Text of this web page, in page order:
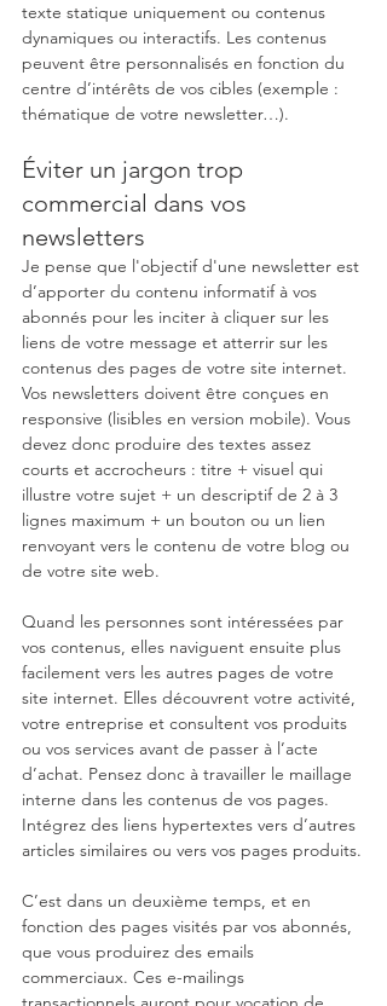
texte statique uniquement ou contenus
dynamiques ou interactifs. Les contenus
peuvent être personnalisés en fonction du
centre d’intérêts de vos cibles (exemple :
thématique de votre newsletter…).
Éviter un jargon trop
commercial dans vos
newsletters
Je pense que l'objectif d'une newsletter est
d’apporter du contenu informatif à vos
abonnés pour les inciter à cliquer sur les
liens de votre message et atterrir sur les
contenus des pages de votre site internet.
Vos newsletters doivent être conçues en
responsive (lisibles en version mobile). Vous
devez donc produire des textes assez
courts et accrocheurs : titre + visuel qui
illustre votre sujet + un descriptif de 2 à 3
lignes maximum + un bouton ou un lien
renvoyant vers le contenu de votre blog ou
de votre site web.
Quand les personnes sont intéressées par
vos contenus, elles naviguent ensuite plus
facilement vers les autres pages de votre
site internet. Elles découvrent votre activité,
votre entreprise et consultent vos produits
ou vos services avant de passer à l’acte
d’achat. Pensez donc à travailler le maillage
interne dans les contenus de vos pages.
Intégrez des liens hypertextes vers d’autres
articles similaires ou vers vos pages produits.
C’est dans un deuxième temps, et en
fonction des pages visités par vos abonnés,
que vous produirez des emails
commerciaux. Ces e-mailings